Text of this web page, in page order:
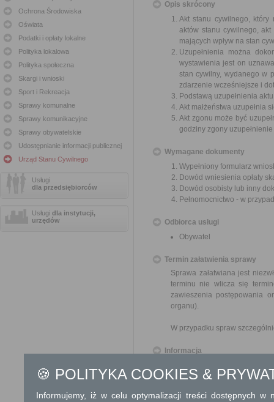
Ochrona Środowiska
Oświata
Podatki i opłaty lokalne
Polityka lokalowa
Polityka społeczna
Skargi i wnioski
Sport i Rekreacja
Sprawy komunalne
Sprawy komunikacyjne
Sprawy obywatelskie
Udostępnianie informacji publicznej
Urząd Stanu Cywilnego
Usługi
dla przedsiębiorców
Usługi dla instytucji,
urzędów
Opis skrócony
Akt stanu cywilnego, który
aktów stanu cywilnego,
mających wpływ na stan
Uzupełnienia można
wystawienia jest on
stan cywilny, wydanego w
zdarzenie wcześniejsze i
Podstawą uzupełnienia
Akt małżeństwa uzupełnia
Akt zgonu może być
godziny zgony
Wymagane dokumenty
Wypełniony formularz
Dowód wniesienia opłaty
Dowód osobisty lub inny
Pełnomocnictwo - w
Odbiorca usługi
Obywatel
Termin załatwienia sprawy
Sprawa załatwiana jest
terminu nie wlicza się
zawieszenia postępowania
organu).
W przypadku spraw
Informacja
Dodatkowe
Opłata
🍪 POLITYKA COOKIES &
Informujemy, iż w celu optymalizacji treści dostępnych w